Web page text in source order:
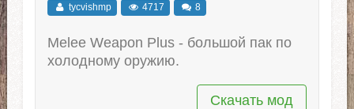
tycvishmp 4717 8
Melee Weapon Plus - большой пак по
холодному оружию.
Скачать мод